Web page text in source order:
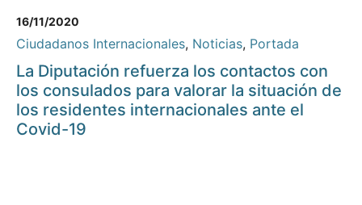
16/11/2020
Ciudadanos Internacionales, Noticias, Portada
La Diputación refuerza los contactos con
los consulados para valorar la situación de
los residentes internacionales ante el
Covid-19